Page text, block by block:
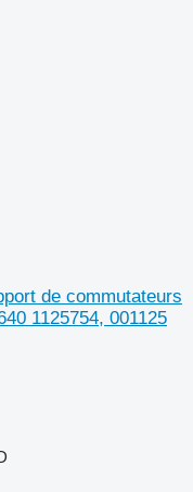
de commutateurs
1125754, 001125